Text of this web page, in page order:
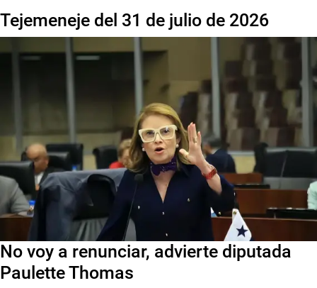
Tejemeneje del 31 de julio de 2026
No voy a renunciar, advierte diputada
Paulette Thomas